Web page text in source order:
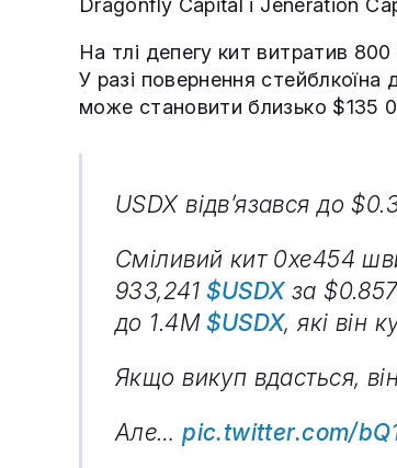
Dragonfly Capital і Jeneration
На тлі депегу кит витратив
У разі повернення стейблкоїна
може становити близько $135
USDX відв’язався до
Сміливий кит 0xe454
933,241$USDXза
до 1.4M$USDX, які він
Якщо викуп вдасться,
Але…pic.twitter.com/